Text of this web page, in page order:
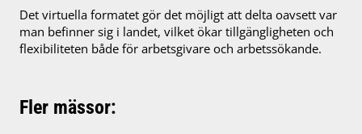
Det virtuella formatet gör det möjligt att delta oavsett var
man befinner sig i landet, vilket ökar tillgängligheten och
flexibiliteten både för arbetsgivare och arbetssökande.
Fler mässor: